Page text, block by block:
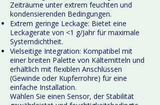
Zeiträume unter extrem feuchten und
kondensierenden Bedingungen.
Extrem geringe Leckage: Bietet eine
Leckagerate von <1 g/Jahr für maximale
Systemdichtheit.
Vielseitige Integration: Kompatibel mit
einer breiten Palette von Kältemitteln und
erhältlich mit flexiblen Anschlüssen
(Gewinde oder Kupferrohre) für eine
einfache Installation.
Wählen Sie einen Sensor, der Stabilität